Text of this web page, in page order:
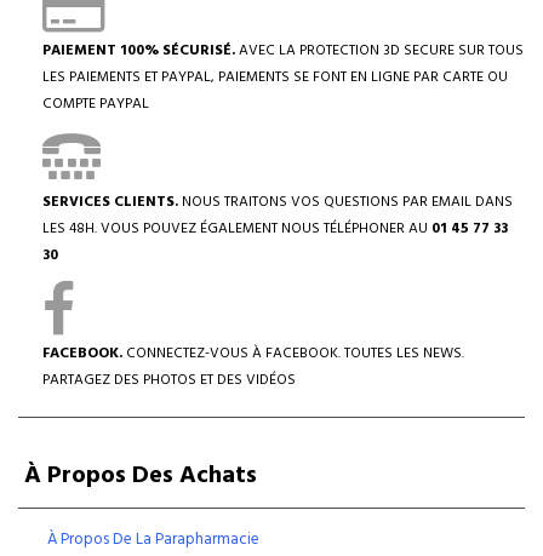
PAIEMENT 100% SÉCURISÉ.AVEC LA PROTECTION 3D SECURE SUR TOUS
LES PAIEMENTS ET PAYPAL, PAIEMENTS SE FONT EN LIGNE PAR CARTE OU
COMPTE PAYPAL
SERVICES CLIENTS. NOUS TRAITONS VOS QUESTIONS PAR EMAIL DANS
LES 48H. VOUS POUVEZ ÉGALEMENT NOUS TÉLÉPHONER AU 01 45 77 33
30
FACEBOOK. CONNECTEZ-VOUS À FACEBOOK. TOUTES LES NEWS.
PARTAGEZ DES PHOTOS ET DES VIDÉOS
À Propos Des Achats
À Propos De La Parapharmacie